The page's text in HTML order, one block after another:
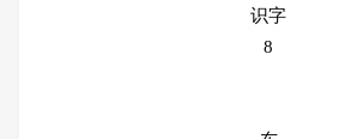
识字
8